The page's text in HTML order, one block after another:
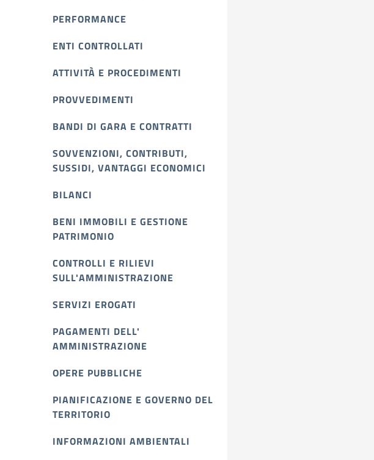
PERFORMANCE
ENTI CONTROLLATI
ATTIVITÀ E PROCEDIMENTI
PROVVEDIMENTI
BANDI DI GARA E CONTRATTI
SOVVENZIONI, CONTRIBUTI,
SUSSIDI, VANTAGGI ECONOMICI
BILANCI
BENI IMMOBILI E GESTIONE
PATRIMONIO
CONTROLLI E RILIEVI
SULL'AMMINISTRAZIONE
SERVIZI EROGATI
PAGAMENTI DELL'
AMMINISTRAZIONE
OPERE PUBBLICHE
PIANIFICAZIONE E GOVERNO DEL
TERRITORIO
INFORMAZIONI AMBIENTALI